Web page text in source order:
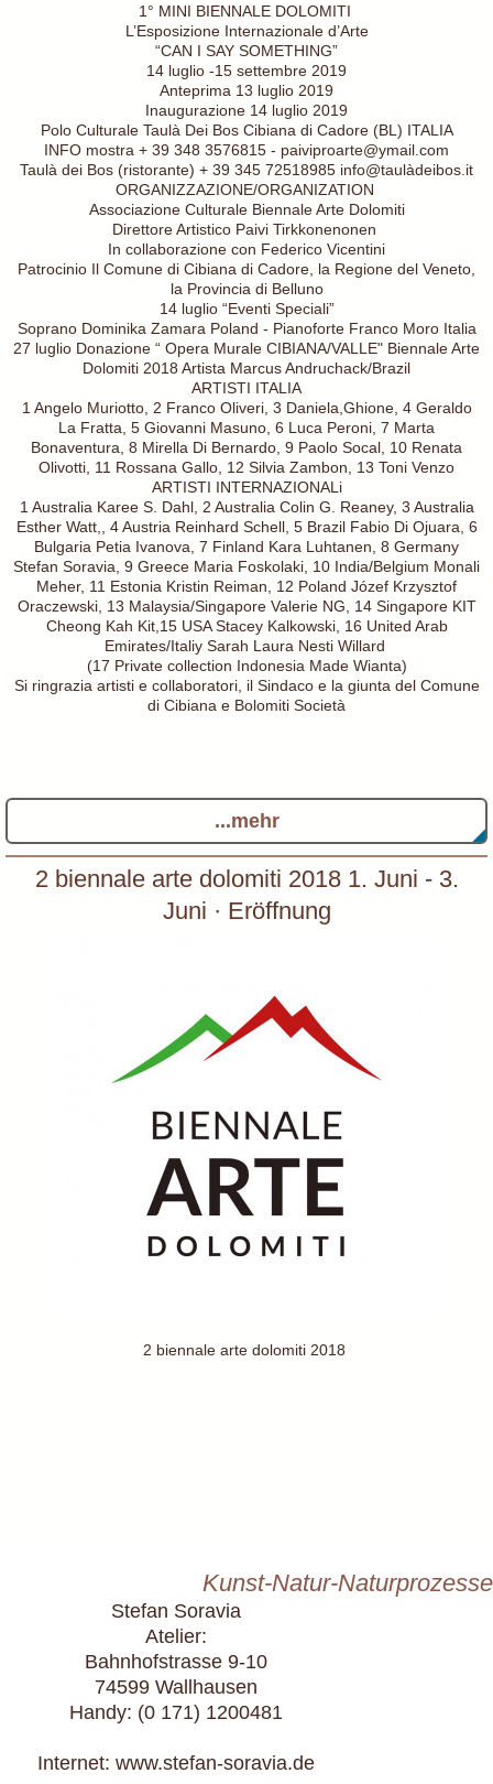
1° MINI BIENNALE DOLOMITI
L’Esposizione Internazionale d’Arte
“CAN I SAY SOMETHING”
14 luglio -15 settembre 2019
Anteprima 13 luglio 2019
Inaugurazione 14 luglio 2019
Polo Culturale Taulà Dei Bos Cibiana di Cadore (BL) ITALIA
INFO mostra + 39 348 3576815 - paiviproarte@ymail.com
Taulà dei Bos (ristorante) + 39 345 72518985 info@taulàdeibos.it
ORGANIZZAZIONE/ORGANIZATION
Associazione Culturale Biennale Arte Dolomiti
Direttore Artistico Paivi Tirkkonenonen
In collaborazione con Federico Vicentini
Patrocinio Il Comune di Cibiana di Cadore, la Regione del Veneto,
la Provincia di Belluno
14 luglio “Eventi Speciali”
Soprano Dominika Zamara Poland - Pianoforte Franco Moro Italia
27 luglio Donazione “ Opera Murale CIBIANA/VALLE" Biennale Arte
Dolomiti 2018 Artista Marcus Andruchack/Brazil
ARTISTI ITALIA
1 Angelo Muriotto, 2 Franco Oliveri, 3 Daniela,Ghione, 4 Geraldo
La Fratta, 5 Giovanni Masuno, 6 Luca Peroni, 7 Marta
Bonaventura, 8 Mirella Di Bernardo, 9 Paolo Socal, 10 Renata
Olivotti, 11 Rossana Gallo, 12 Silvia Zambon, 13 Toni Venzo
ARTISTI INTERNAZIONALi
1 Australia Karee S. Dahl, 2 Australia Colin G. Reaney, 3 Australia
Esther Watt,, 4 Austria Reinhard Schell, 5 Brazil Fabio Di Ojuara, 6
Bulgaria Petia Ivanova, 7 Finland Kara Luhtanen, 8 Germany
Stefan Soravia, 9 Greece Maria Foskolaki, 10 India/Belgium Monali
Meher, 11 Estonia Kristin Reiman, 12 Poland Józef Krzysztof
Oraczewski, 13 Malaysia/Singapore Valerie NG, 14 Singapore KIT
Cheong Kah Kit,15 USA Stacey Kalkowski, 16 United Arab
Emirates/Italiy Sarah Laura Nesti Willard
(17 Private collection Indonesia Made Wianta)
Si ringrazia artisti e collaboratori, il Sindaco e la giunta del Comune
di Cibiana e Bolomiti Società
...mehr
2 biennale arte dolomiti 2018 1. Juni - 3.
Juni · Eröffnung
2 biennale arte dolomiti 2018
Kunst-Natur-Naturprozesse
Stefan Soravia
Atelier:
Bahnhofstrasse 9-10
74599 Wallhausen
Handy: (0 171) 1200481
Internet: www.stefan-soravia.de